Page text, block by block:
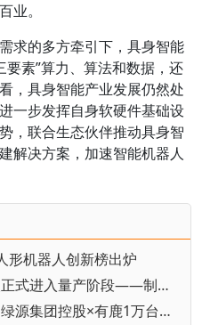
业。
求的多方牵引下，具身智能
素”算力、算法和数据，还
，具身智能产业发展仍然处
一步发挥自身软硬件基础设
，联合生态伙伴推动具身智
解决方案，加速智能机器人
形机器人创新榜出炉
▪ 星炽动力具身智能机器人正式进入量产阶段——制造体系完成从验证到交付的关键跨越
▪ 具身智能从概念到实物，绿源集团控股×有鹿1万台首批量产交付落地